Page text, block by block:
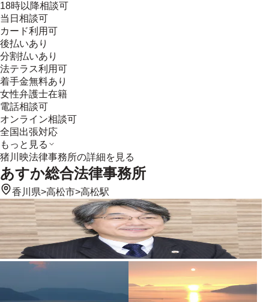
18時以降相談可
当日相談可
カード利用可
後払いあり
分割払いあり
法テラス利用可
着手金無料あり
女性弁護士在籍
電話相談可
オンライン相談可
全国出張対応
もっと見る
猪川映法律事務所の詳細を見る
あすか総合法律事務所
香川県>高松市>高松駅